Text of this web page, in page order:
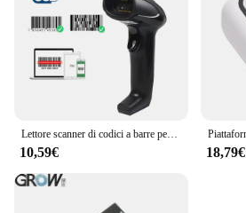
Lettore scanner di codici a barre per codici a barre Handhel per supermercato 1D/2D QR PDF417 Piattaforma USB wireless e cablata Bluetooth 2.4G
10,59€ 18,79€